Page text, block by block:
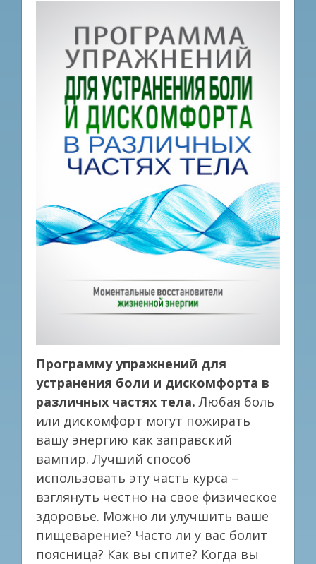
Программу упражнений для
устранения боли и дискомфорта в
различных частях тела.Любая боль
или дискомфорт могут пожирать
вашу энергию как заправский
вампир. Лучший способ
использовать эту часть курса –
взглянуть честно на свое физическое
здоровье. Можно ли улучшить ваше
пищеварение? Часто ли у вас болит
поясница? Как вы спите? Когда вы